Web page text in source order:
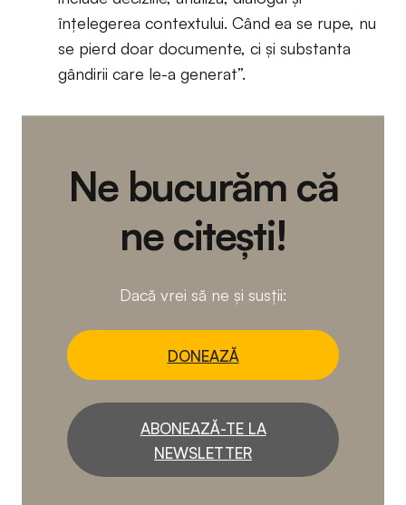
înțelegerea contextului. Când ea se rupe, nu
se pierd doar documente, ci și substanta
gândirii care le-a generat”.
Ne bucurăm că
ne citești!
Dacă vrei să ne și susții:
DONEAZĂ
ABONEAZĂ-TE LA
NEWSLETTER